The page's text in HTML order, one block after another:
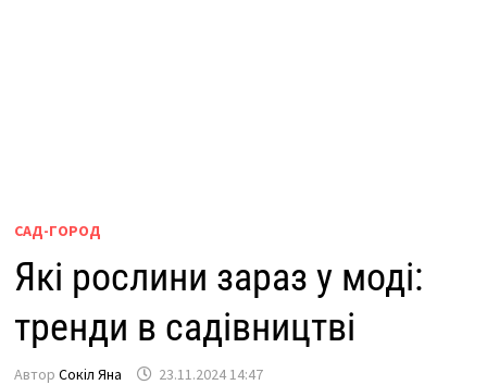
САД-ГОРОД
Які рослини зараз у моді:
тренди в садівництві
Автор Сокіл Яна 23.11.2024 14:47